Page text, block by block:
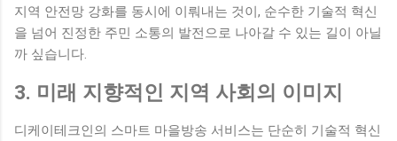
지역 안전망 강화를 동시에 이뤄내는 것이, 순수한 기술적 혁신
을 넘어 진정한 주민 소통의 발전으로 나아갈 수 있는 길이 아닐
까 싶습니다.
3. 미래 지향적인 지역 사회의 이미지
디케이테크인의 스마트 마을방송 서비스는 단순히 기술적 혁신